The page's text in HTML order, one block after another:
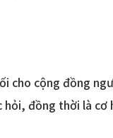
cho cộng đồng
đồng thời là